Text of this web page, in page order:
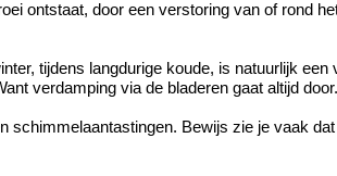
ontstaat, door een verstoring van of rond
tijdens langdurige koude, is natuurlijk
verdamping via de bladeren gaat altijd door.
Bewijs zie je vaak